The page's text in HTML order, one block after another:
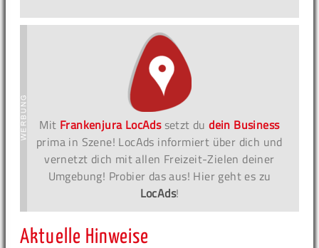
Mit Frankenjura LocAdssetzt dudein Business
prima in Szene! LocAds informiert über dich und
vernetzt dich mit allen Freizeit-Zielen deiner
Umgebung! Probier das aus! Hier geht es zu
LocAds!
Aktuelle Hinweise